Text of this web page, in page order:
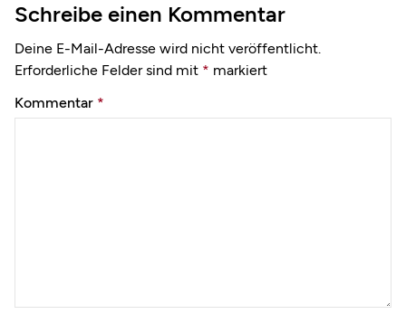
Schreibe einen Kommentar
Deine E-Mail-Adresse wird nicht veröffentlicht.
Erforderliche Felder sind mit * markiert
Kommentar *